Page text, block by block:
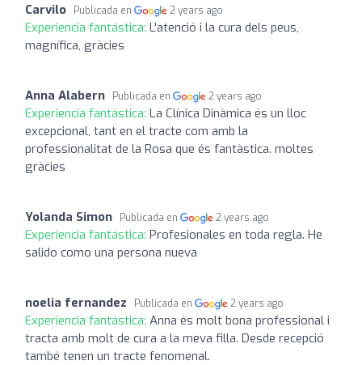
Carvilo Publicada en 2 years ago
Experiencia fantástica: L'atenció i la cura dels peus,
magnífica, gràcies
Anna Alabern Publicada en 2 years ago
Experiencia fantástica: La Clínica Dinàmica és un lloc
excepcional, tant en el tracte com amb la
professionalitat de la Rosa que és fantàstica. moltes
gràcies
Yolanda Simon Publicada en 2 years ago
Experiencia fantástica: Profesionales en toda regla. He
salido como una persona nueva
noelia fernandez Publicada en 2 years ago
Experiencia fantástica: Anna és molt bona professional i
tracta amb molt de cura a la meva filla. Desde recepció
també tenen un tracte fenomenal.